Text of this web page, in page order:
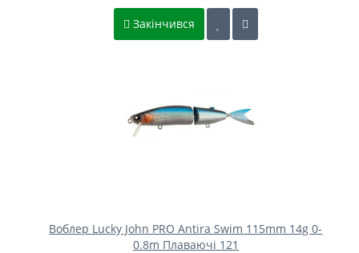
Закінчився
Воблер Lucky John PRO Antira Swim 115mm 14g 0-
0.8m Плаваючі 121